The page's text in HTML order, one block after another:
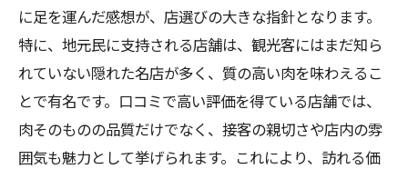
に足を運んだ感想が、店選びの大きな指針となります。
特に、地元民に支持される店舗は、観光客にはまだ知ら
れていない隠れた名店が多く、質の高い肉を味わえるこ
とで有名です。口コミで高い評価を得ている店舗では、
肉そのものの品質だけでなく、接客の親切さや店内の雰
囲気も魅力として挙げられます。これにより、訪れる価